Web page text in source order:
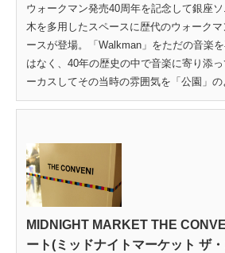
ウォークマン発売40周年を記念して銀座
木を多用したスペースに歴代のウォーク
ースが登場。「Walkman」をただの音楽
はなく、40年の歴史の中で音楽に寄り添
ーカスしてその当時の雰囲気を「公園」
MIDNIGHT MARKET THE
ート(ミッドナイトマーケット ザ